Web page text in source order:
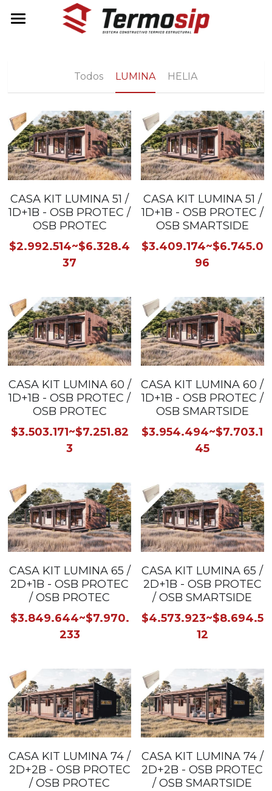
COTIZA AQUÍ
CASAS KIT
CASA KIT LUMINA
CASA KIT HELIA
INFO TÉCNICA
¿QUÉ ES TERMOSIP?
¿CÓMO FUNCIONA?
VENTAJAS
CERTIFICACIONES
PREGUNTAS FRECUENTES
Buscar
+56 9 5700 2012
info@termosip.cl
contacto
Todos LUMINA HELIA
CASA KIT LUMINA 51 /
1D+1B - OSB PROTEC /
OSB PROTEC
$2.992.514~$6.328.4
37
CASA KIT LUMINA 51 /
1D+1B - OSB PROTEC /
OSB SMARTSIDE
$3.409.174~$6.745.0
96
CASA KIT LUMINA 60 /
1D+1B - OSB PROTEC /
OSB PROTEC
$3.503.171~$7.251.82
3
CASA KIT LUMINA 60 /
1D+1B - OSB PROTEC /
OSB SMARTSIDE
$3.954.494~$7.703.1
45
CASA KIT LUMINA 65 /
2D+1B - OSB PROTEC
/ OSB PROTEC
$3.849.644~$7.970.
233
CASA KIT LUMINA 65 /
2D+1B - OSB PROTEC
/ OSB SMARTSIDE
$4.573.923~$8.694.5
12
CASA KIT LUMINA 74 /
2D+2B - OSB PROTEC
/ OSB PROTEC
CASA KIT LUMINA 74 /
2D+2B - OSB PROTEC
/ OSB SMARTSIDE